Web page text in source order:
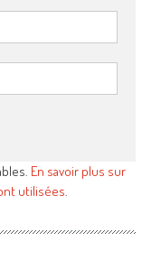
En savoir plus sur
utilisées.